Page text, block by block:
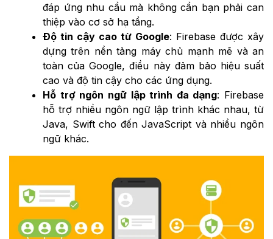
đáp ứng nhu cầu mà không cần bạn phải can
thiệp vào cơ sở hạ tầng.
Độ tin cậy cao từ Google: Firebase được xây
dựng trên nền tảng máy chủ mạnh mẽ và an
toàn của Google, điều này đảm bảo hiệu suất
cao và độ tin cậy cho các ứng dụng.
Hỗ trợ ngôn ngữ lập trình đa dạng: Firebase
hỗ trợ nhiều ngôn ngữ lập trình khác nhau, từ
Java, Swift cho đến JavaScript và nhiều ngôn
ngữ khác.